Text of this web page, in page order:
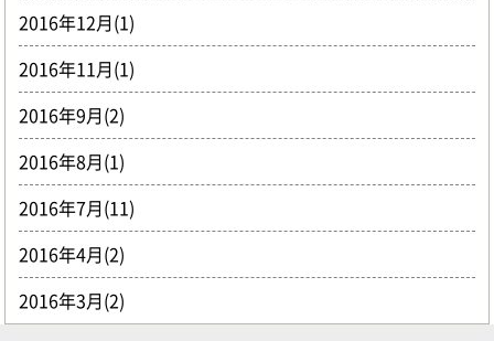
2016年12月(1)
2016年11月(1)
2016年9月(2)
2016年8月(1)
2016年7月(11)
2016年4月(2)
2016年3月(2)